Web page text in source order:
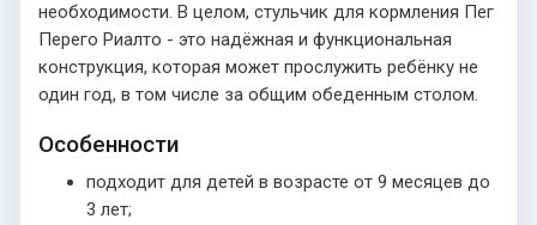
необходимости. В целом, стульчик для кормления Пег
Перего Риалто - это надёжная и функциональная
конструкция, которая может прослужить ребёнку не
один год, в том числе за общим обеденным столом.
Особенности
подходит для детей в возрасте от 9 месяцев до
3 лет;